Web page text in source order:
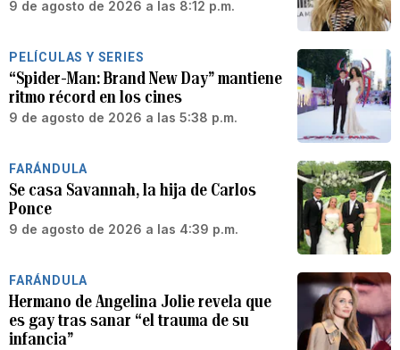
9 de agosto de 2026 a las 8:12 p.m.
PELÍCULAS Y SERIES
“Spider-Man: Brand New Day” mantiene
ritmo récord en los cines
9 de agosto de 2026 a las 5:38 p.m.
FARÁNDULA
Se casa Savannah, la hija de Carlos
Ponce
9 de agosto de 2026 a las 4:39 p.m.
FARÁNDULA
Hermano de Angelina Jolie revela que
es gay tras sanar “el trauma de su
infancia”